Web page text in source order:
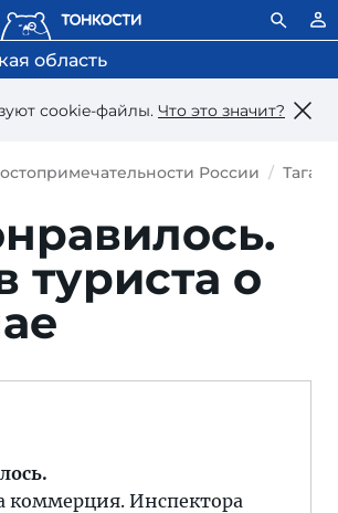
сookie-файлы. Что это значит?
область
России
туриста о
коммерция. Инспектора